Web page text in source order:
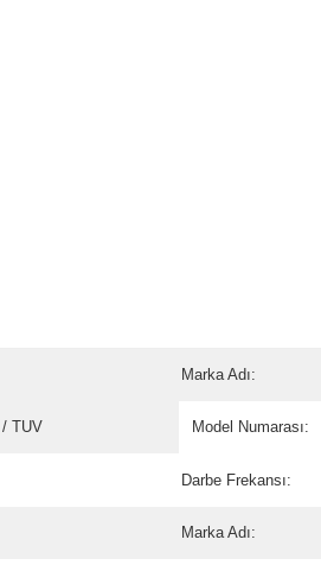
Marka Adı:
TUV Model Numarası:
Darbe Frekansı:
Marka Adı: